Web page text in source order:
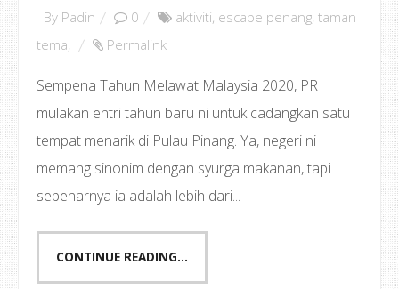
By Padin 0 aktiviti, escape penang, taman
tema, Permalink
Sempena Tahun Melawat Malaysia 2020, PR
mulakan entri tahun baru ni untuk cadangkan satu
tempat menarik di Pulau Pinang. Ya, negeri ni
memang sinonim dengan syurga makanan, tapi
sebenarnya ia adalah lebih dari...
CONTINUE READING...